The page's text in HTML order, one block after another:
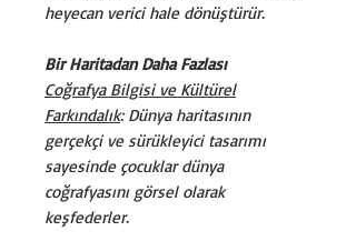
heyecan verici hale dönüştürür.
Bir Haritadan Daha Fazlası
Coğrafya Bilgisi ve Kültürel
Farkındalık: Dünya haritasının
gerçekçi ve sürükleyici tasarımı
sayesinde çocuklar dünya
coğrafyasını görsel olarak
keşfederler.